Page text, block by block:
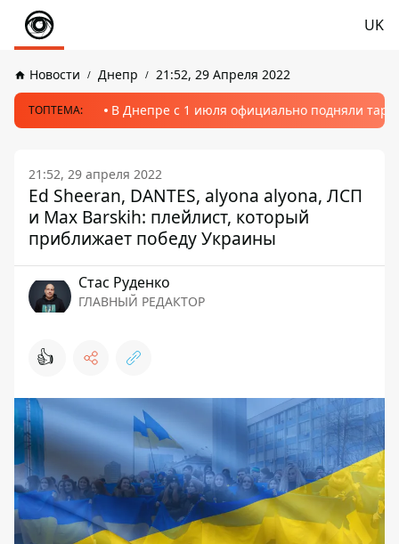
UK
Новости Днепр 21:52, 29 Апреля 2022
ТОПТЕМА: В Днепре с 1 июля официально подняли
21:52, 29 апреля 2022
Ed Sheeran, DANTES, alyona alyona, ЛСП
и Max Barskih: плейлист, который
приближает победу Украины
Стаc Руденко
ГЛАВНЫЙ РЕДАКТОР
👍